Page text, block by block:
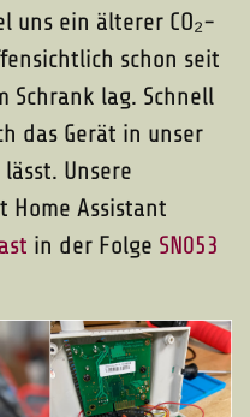
uns ein älterer CO₂-
schon seit
Schrank lag. Schnell
das Gerät in unser
Unsere
Home Assistant
in der Folge SN053